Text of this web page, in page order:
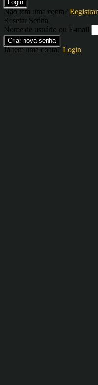
Login
Não tem uma conta? Registrar
Resetar Senha
Nome de usuário ou E-mail
Criar nova senha
Já tem uma conta? Login